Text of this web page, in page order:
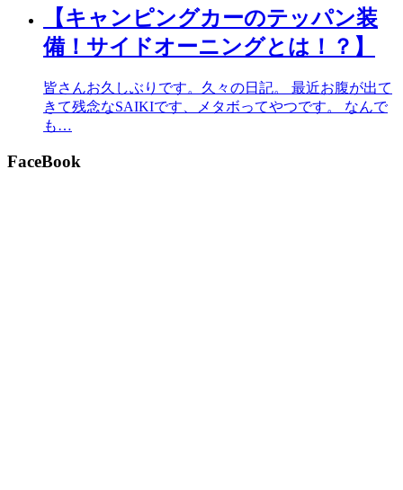
【キャンピングカーのテッパン装
備！サイドオーニングとは！？】
皆さんお久しぶりです。久々の日記。 最近お腹が出て
きて残念なSAIKIです、メタボってやつです。 なんで
も…
FaceBook